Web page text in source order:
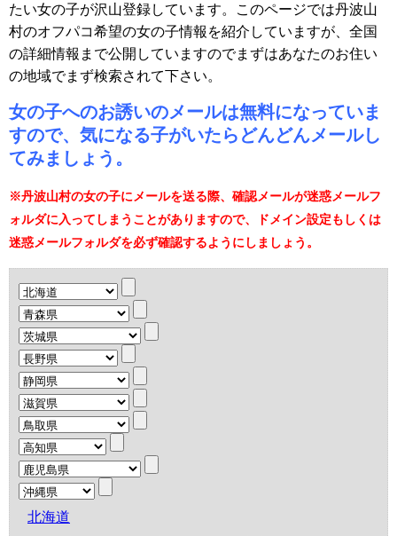
たい女の子が沢山登録しています。このページでは丹波山
村のオフパコ希望の女の子情報を紹介していますが、全国
の詳細情報まで公開していますのでまずはあなたのお住い
の地域でまず検索されて下さい。
女の子へのお誘いのメールは無料になっていま
すので、気になる子がいたらどんどんメールし
てみましょう。
※丹波山村の女の子にメールを送る際、確認メールが迷惑メールフ
ォルダに入ってしまうことがありますので、ドメイン設定もしくは
迷惑メールフォルダを必ず確認するようにしましょう。
北海道